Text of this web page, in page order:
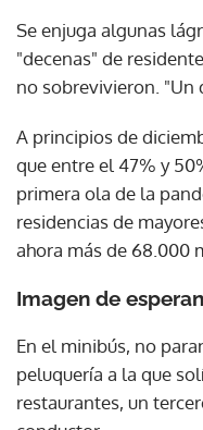
Se enjuga algunas
"decenas" de
no sobrevivieron. "Un
A principios de
que entre el 47% y
primera ola de la
residencias de
ahora más de 68.000
Imagen de
En el minibús, no
peluquería a la que
restaurantes, un